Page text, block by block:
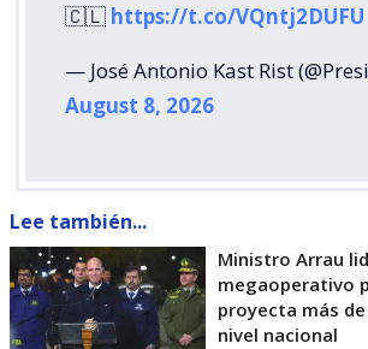
🇨🇱 https://t.co/VQntj2DUFU
— José Antonio Kast Rist
August 8, 2026
Lee también...
Ministro Arrau
megaoperativo
proyecta más
nivel nacional